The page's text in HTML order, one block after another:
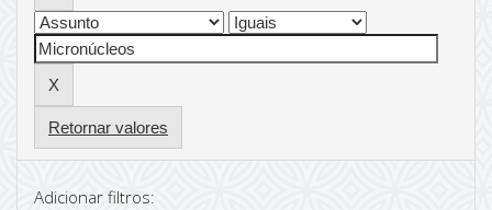
Retornar valores
Adicionar filtros: